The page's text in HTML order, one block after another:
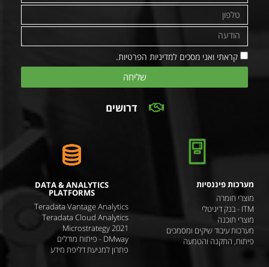
קראתי ואני מסכים למדיניות הפרטיות.
שליחה
דרושים
מערכות פיננסיות
מוצרי חומרה
ITM - בנק דיגיטלי
מוצרי תוכנה
מערכות עיבוד שיקים ומסמכים
פיתוח, התקנה והטמעה
DATA & ANALYTICS
PLATFORMS
Teradata Vantage Analytics
Teradata Cloud Analytics
Microstrategy 2021
DMway - פיתוח מודלים
פתרון למניעת דליפת מידע